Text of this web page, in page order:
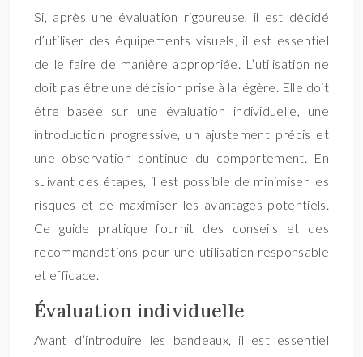
Si, après une évaluation rigoureuse, il est décidé
d’utiliser des équipements visuels, il est essentiel
de le faire de manière appropriée. L’utilisation ne
doit pas être une décision prise à la légère. Elle doit
être basée sur une évaluation individuelle, une
introduction progressive, un ajustement précis et
une observation continue du comportement. En
suivant ces étapes, il est possible de minimiser les
risques et de maximiser les avantages potentiels.
Ce guide pratique fournit des conseils et des
recommandations pour une utilisation responsable
et efficace.
Évaluation individuelle
Avant d’introduire les bandeaux, il est essentiel